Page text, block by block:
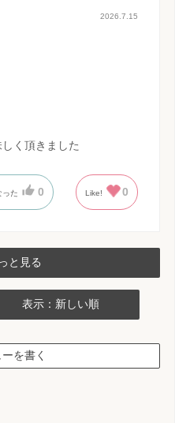
2026.7.15
く頂きました
った 0 Like! 0
と見る
表示：新しい順
を書く